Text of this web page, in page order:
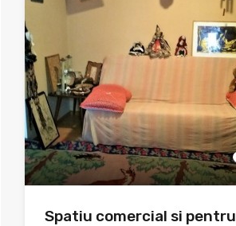
Spatiu comercial si pentru